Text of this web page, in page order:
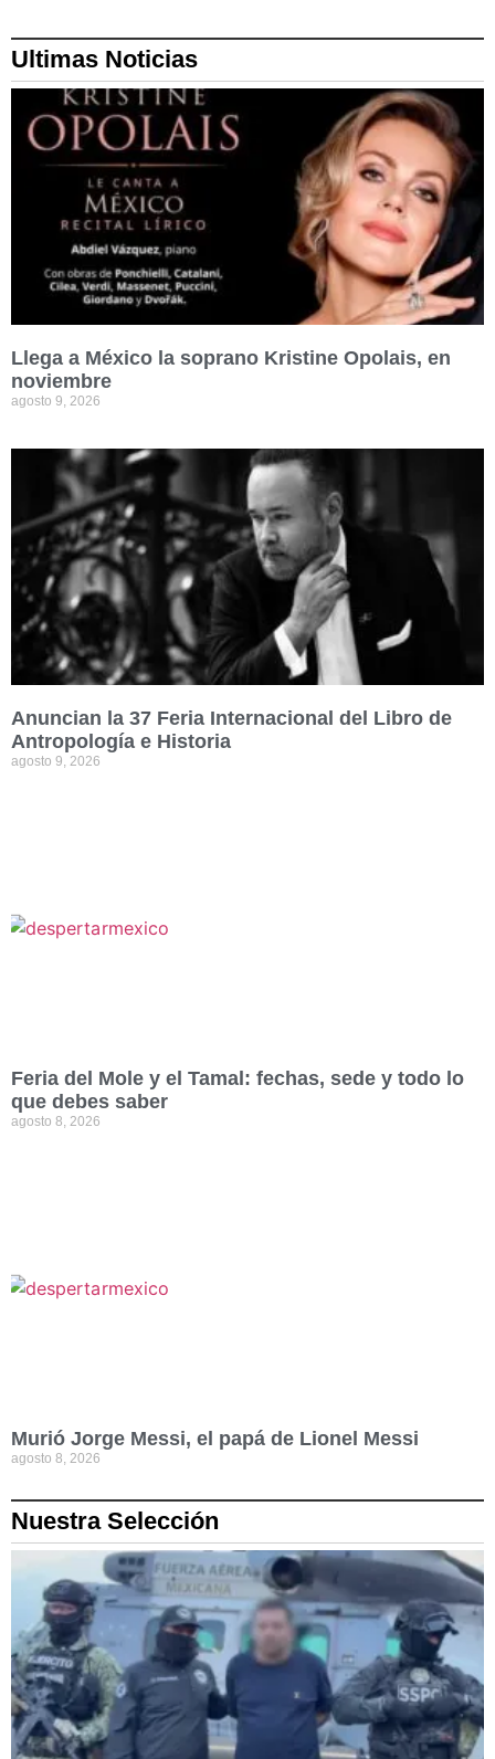
Ultimas Noticias
Llega a México la soprano Kristine Opolais, en
noviembre
agosto 9, 2026
Anuncian la 37 Feria Internacional del Libro de
Antropología e Historia
agosto 9, 2026
Feria del Mole y el Tamal: fechas, sede y todo lo
que debes saber
agosto 8, 2026
Murió Jorge Messi, el papá de Lionel Messi
agosto 8, 2026
Nuestra Selección